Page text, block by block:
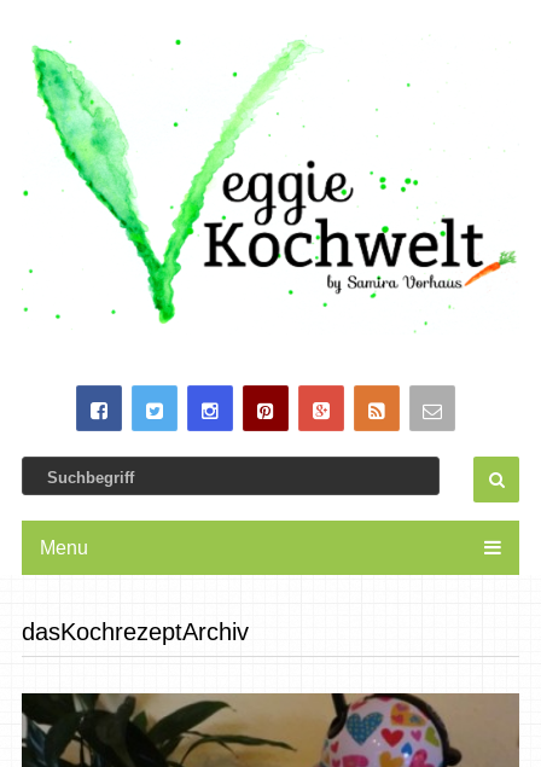
Menu
dasKochrezeptArchiv